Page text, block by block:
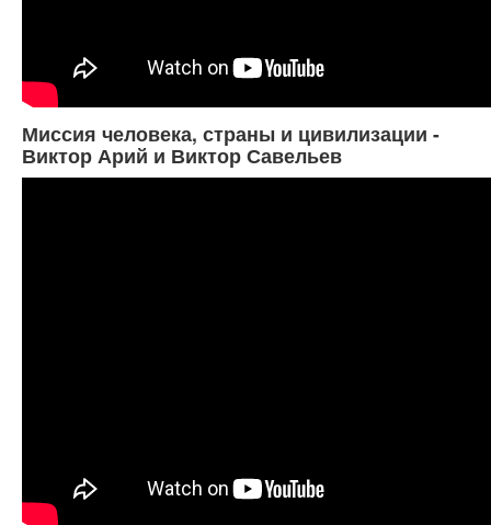
Миссия человека, страны и цивилизации -
Виктор Арий и Виктор Савельев